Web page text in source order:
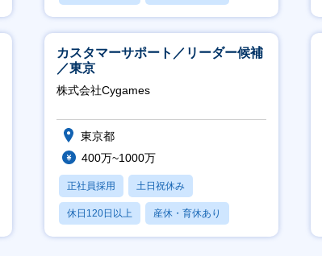
賞与あり
カスタマーサポート／リーダー候補
／東京
株式会社Cygames
東京都
400万~1000万
正社員採用 土日祝休み
休日120日以上 産休・育休あり
月残業20時間以内